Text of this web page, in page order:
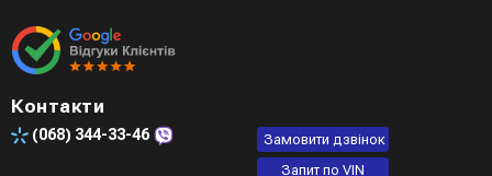
Контакти
(068) 344-33-46
Замовити дзвінок
Запит по VIN